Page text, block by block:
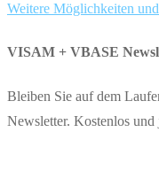
Weitere Möglichkeiten
VISAM + VBASE
Bleiben Sie auf dem
Newsletter. Kostenlos und